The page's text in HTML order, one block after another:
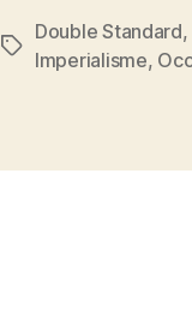
Tags
Double Standard,
Imperialisme,